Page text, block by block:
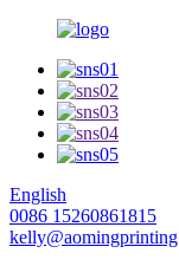
English
0086 15260861815